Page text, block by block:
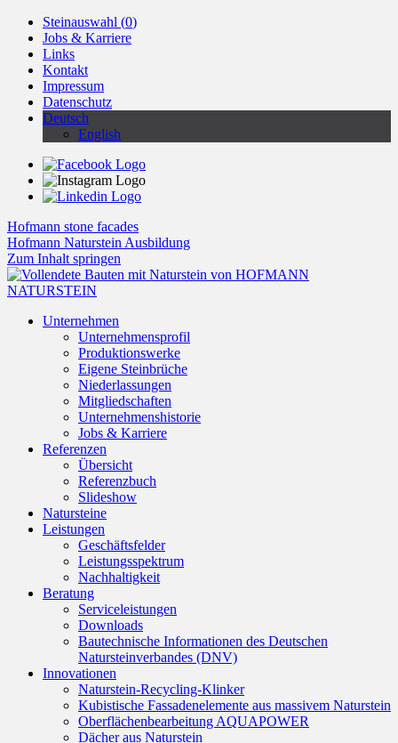
Steinauswahl (0)
Jobs & Karriere
Links
Kontakt
Impressum
Datenschutz
Deutsch
English
Hofmann stone facades
Hofmann Naturstein Ausbildung
Zum Inhalt springen
Unternehmen
Unternehmensprofil
Produktionswerke
Eigene Steinbrüche
Niederlassungen
Mitgliedschaften
Unternehmenshistorie
Jobs & Karriere
Referenzen
Übersicht
Referenzbuch
Slideshow
Natursteine
Leistungen
Geschäftsfelder
Leistungsspektrum
Nachhaltigkeit
Beratung
Serviceleistungen
Downloads
Bautechnische Informationen des Deutschen
Natursteinverbandes (DNV)
Innovationen
Naturstein-Recycling-Klinker
Kubistische Fassadenelemente aus massivem Naturstein
Oberflächenbearbeitung AQUAPOWER
Dächer aus Naturstein